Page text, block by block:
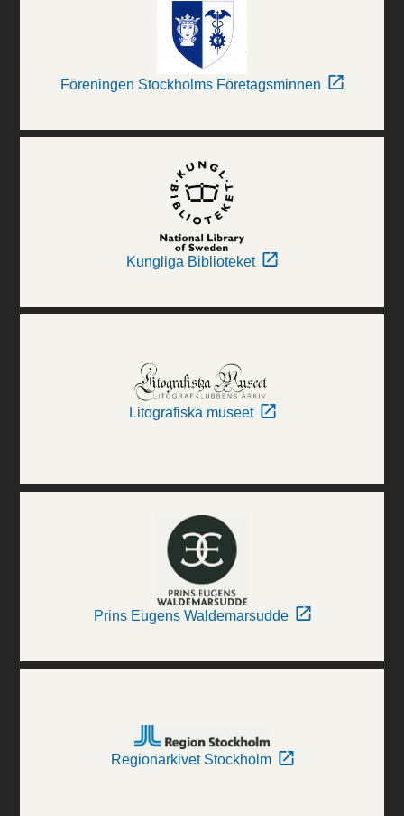
Föreningen Stockholms Företagsminnen
Kungliga Biblioteket
Litografiska museet
Prins Eugens Waldemarsudde
Regionarkivet Stockholm